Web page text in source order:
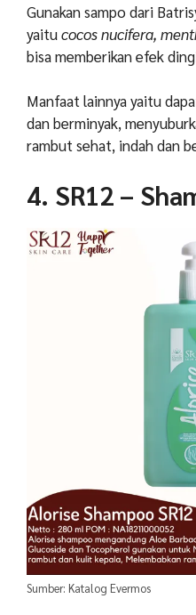
Gunakan sampo dari
yaitucocos nucifera,
bisa memberikan efek
Manfaat lainnya yaitu
dan berminyak,
rambut sehat, indah dan
4. SR12 –
Sumber: Katalog Evermos